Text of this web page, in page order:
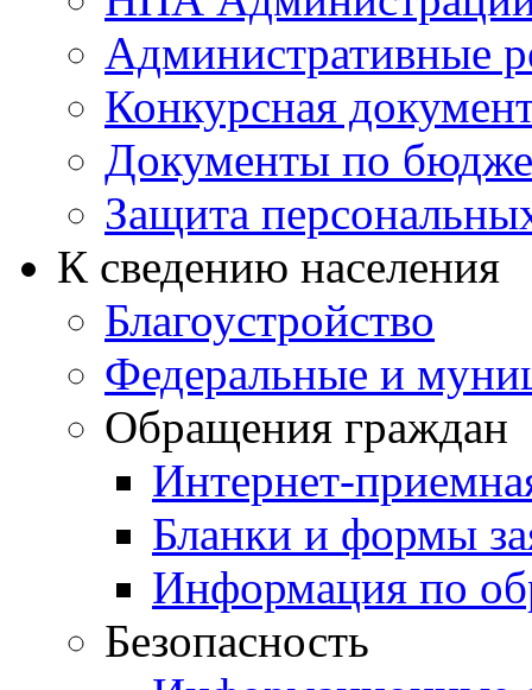
Административные
Конкурсная
Документы по
Защита
К сведению населения
Благоустройство
Федеральные и
Обращения граждан
Интернет-
Бланки и формы
Информация по
Безопасность